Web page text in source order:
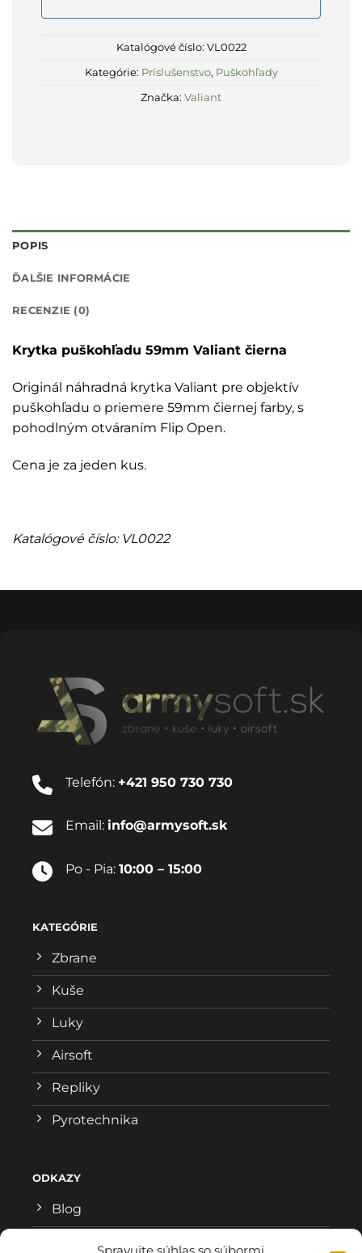
Katalógové číslo: VL0022
Kategórie: Príslušenstvo, Puškohľady
Značka: Valiant
POPIS
ĎALŠIE INFORMÁCIE
RECENZIE (0)
Krytka puškohľadu 59mm Valiant čierna
Originál náhradná krytka Valiant pre objektív
puškohľadu o priemere 59mm čiernej farby, s
pohodlným otváraním Flip Open.
Cena je za jeden kus.
Katalógové číslo: VL0022
Telefón: +421 950 730 730
Email: info@armysoft.sk
Po - Pia: 10:00 – 15:00
KATEGÓRIE
Zbrane
Kuše
Luky
Airsoft
Repliky
Pyrotechnika
ODKAZY
Blog